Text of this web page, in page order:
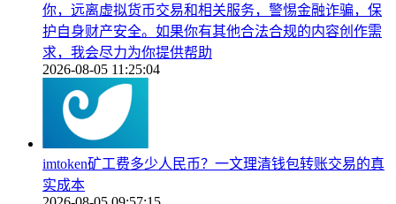
你，远离虚拟货币交易和相关服务，警惕金融诈骗，保
护自身财产安全。如果你有其他合法合规的内容创作需
求，我会尽力为你提供帮助
2026-08-05 11:25:04
imtoken矿工费多少人民币？一文理清钱包转账交易的真
实成本